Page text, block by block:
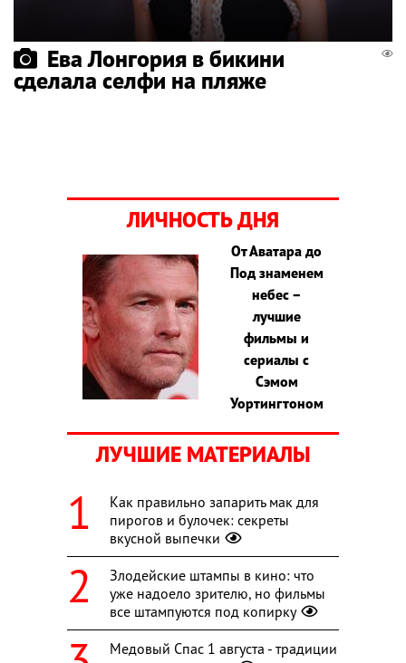
Ева Лонгория в бикини
сделала селфи на пляже
ЛИЧНОСТЬ ДНЯ
От Аватара до
Под знаменем
небес –
лучшие
фильмы и
сериалы с
Сэмом
Уортингтоном
ЛУЧШИЕ МАТЕРИАЛЫ
Как правильно запарить мак для
пирогов и булочек: секреты
вкусной выпечки
Злодейские штампы в кино: что
уже надоело зрителю, но фильмы
все штампуются под копирку
Медовый Спас 1 августа - традиции